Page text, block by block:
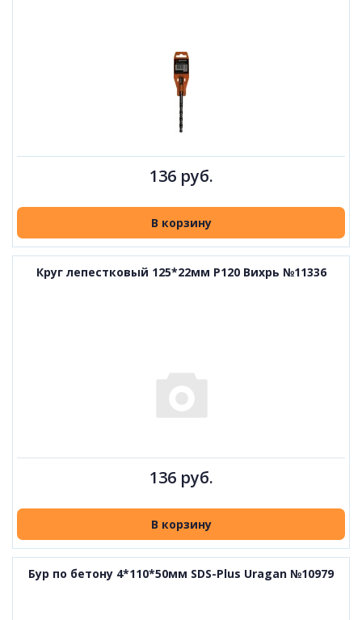
136 руб.
В корзину
Круг лепестковый 125*22мм P120 Вихрь №11336
136 руб.
В корзину
Бур по бетону 4*110*50мм SDS-Plus Uragan №10979